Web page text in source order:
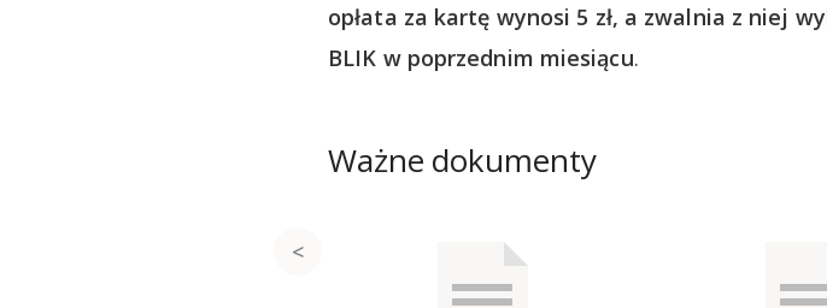
opłata za kartę wynosi 5 zł, a zwalnia z niej
BLIK w poprzednim miesiącu.
Ważne dokumenty